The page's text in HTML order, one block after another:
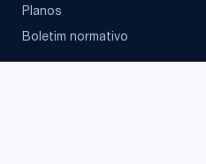
Planos
Boletim normativo